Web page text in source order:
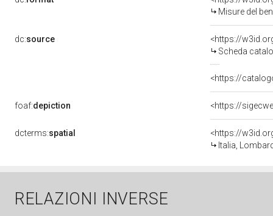
Misure del
dc:source
<https://
Scheda
<https://
foaf:depiction <https://
dcterms:spatial
<https://
Italia,
RELAZIONI INVERSE